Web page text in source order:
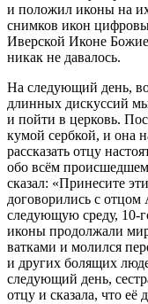
и положил иконы на
снимков икон
Иверской Иконе
никак не давалось.
На следующий день,
длинных дискуссий
и пойти в церковь.
кумой сербкой, и она
рассказать отцу
обо всём
сказал: «Принесите
договорились с
следующую среду, 10-
иконы продолжали
ватками и молился
и других болящих
следующий день,
отцу и сказала, что её